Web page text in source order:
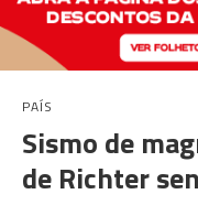
PAÍS
Sismo de
de Richter